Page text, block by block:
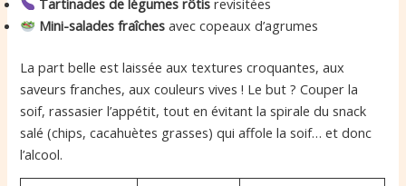
Mini-salades fraîches avec copeaux d’agrumes
La part belle est laissée aux textures croquantes, aux
saveurs franches, aux couleurs vives ! Le but ? Couper la
soif, rassasier l’appétit, tout en évitant la spirale du snack
salé (chips, cacahuètes grasses) qui affole la soif… et donc
l’alcool.